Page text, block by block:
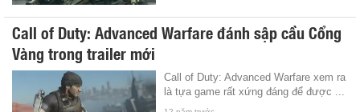
Call of Duty: Advanced Warfare đánh sập cầu Cổng
Vàng trong trailer mới
Call of Duty: Advanced Warfare xem ra
là tựa game rất xứng đáng để được ...